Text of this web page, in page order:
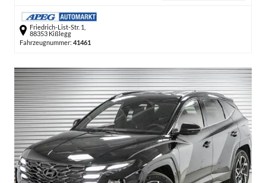
Friedrich-List-Str. 1,
88353 Kißlegg
Fahrzeugnummer: 41461